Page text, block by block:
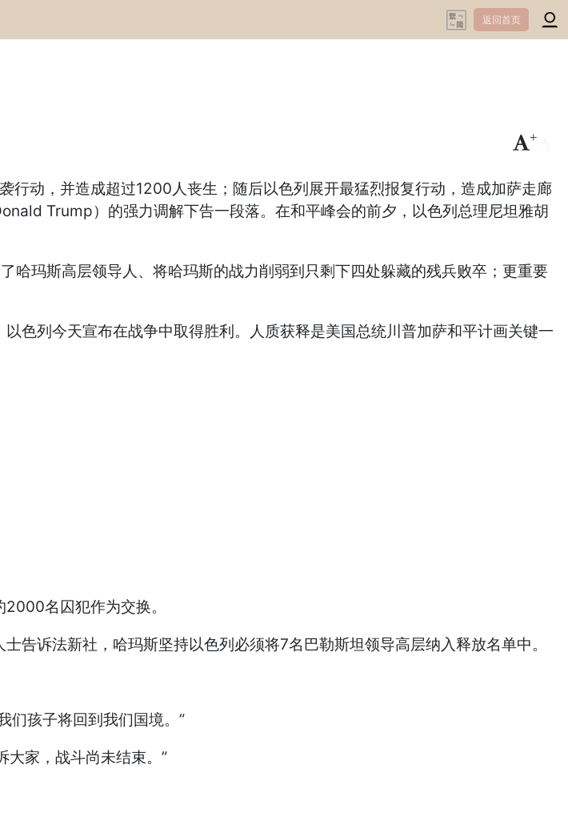
返回首页
+
动，并造成超过1200人丧生；随后以色列展开最猛烈报复行动，造成加萨走廊
Trump）的强力调解下告一段落。在和平峰会的前夕，以色列总理尼坦雅胡
哈玛斯高层领导人、将哈玛斯的战力削弱到只剩下四处躲藏的残兵败卒；更重要
色列今天宣布在战争中取得胜利。人质获释是美国总统川普加萨和平计画关键一
名囚犯作为交换。
告诉法新社，哈玛斯坚持以色列必须将7名巴勒斯坦领导高层纳入释放名单中。
们孩子将回到我们国境。”
大家，战斗尚未结束。”